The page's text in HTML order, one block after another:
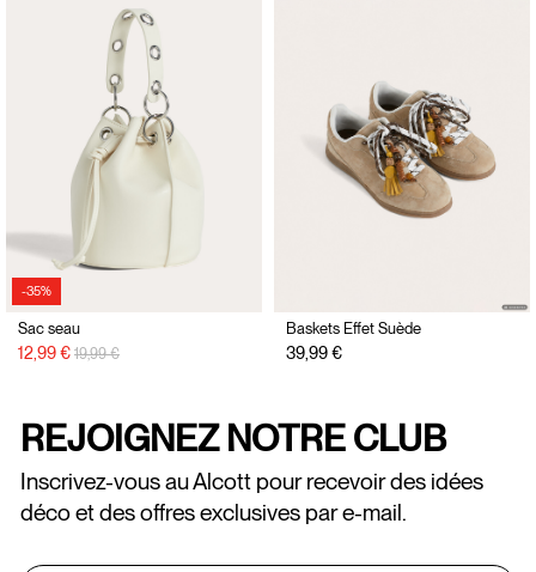
-35%
Sac seau
12,99 € Prix réduit de
19,99 €à
Baskets Effet Suède
39,99 €
REJOIGNEZ NOTRE CLUB
Inscrivez-vous au Alcott pour recevoir des idées
déco et des offres exclusives par e-mail.